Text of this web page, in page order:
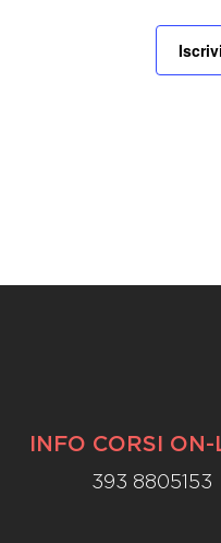
INFO CORSI
393 8805153